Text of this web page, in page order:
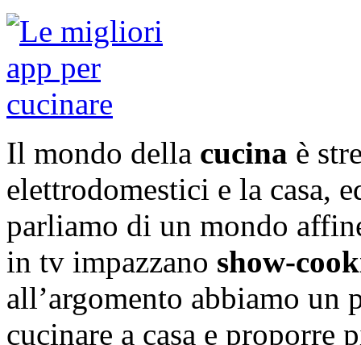
Il mondo della cucina è
elettrodomestici e la casa,
parliamo di un mondo
in tv impazzano show-
all’argomento abbiamo un
cucinare a casa e proporre